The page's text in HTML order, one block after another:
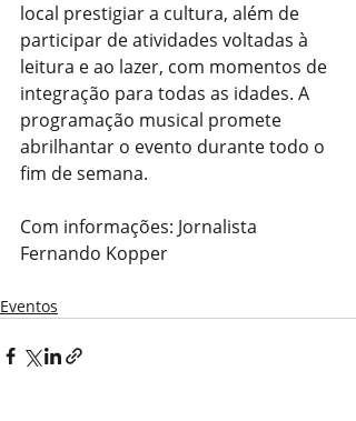
local prestigiar a cultura, além de
participar de atividades voltadas à
leitura e ao lazer, com momentos de
integração para todas as idades. A
programação musical promete
abrilhantar o evento durante todo o
fim de semana.
Com informações: Jornalista
Fernando Kopper
Eventos